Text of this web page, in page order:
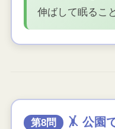
伸ばして眠るこ
第8問 🤸 公園